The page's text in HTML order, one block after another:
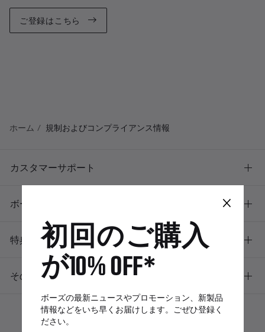
ご登録はこちら
ホーム 規制およびコンプライアンス情報
カスタマーサポート
ボーズについて
特典
その他のリンク
×
初回のご購入
が10% OFF*
ボーズの最新ニュースやプロモーション、新製品
情報などをいち早くお届けします。ごぜひ登録く
ださい。